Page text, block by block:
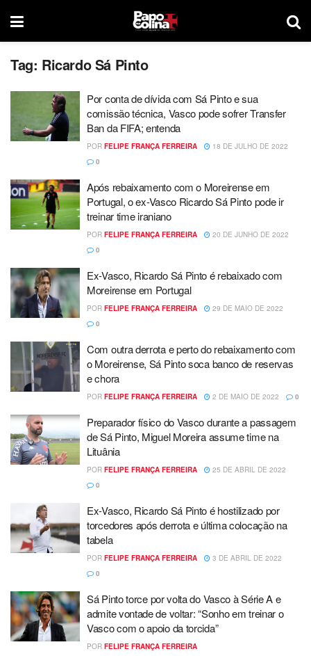
Tag: Ricardo Sá Pinto
Por conta de dívida com Sá Pinto e sua
comissão técnica, Vasco pode sofrer Transfer
Ban da FIFA; entenda
POR FELIPE FRANÇA FERREIRA
18 DE JULHO DE 2022
0
Após rebaixamento com o Moreirense em
Portugal, o ex-Vasco Ricardo Sá Pinto pode ir
treinar time iraniano
POR FELIPE FRANÇA FERREIRA
20 DE JUNHO DE 2022
0
Ex-Vasco, Ricardo Sá Pinto é rebaixado com
Moreirense em Portugal
POR FELIPE FRANÇA FERREIRA
29 DE MAIO DE 2022
0
Com outra derrota e perto do rebaixamento com
o Moreirense, Sá Pinto soca banco de reservas
e chora
POR FELIPE FRANÇA FERREIRA 2 DE MAIO DE 2022 0
Preparador físico do Vasco durante a passagem
de Sá Pinto, Miguel Moreira assume time na
Lituânia
POR FELIPE FRANÇA FERREIRA
25 DE ABRIL DE 2022
0
Ex-Vasco, Ricardo Sá Pinto é hostilizado por
torcedores após derrota e última colocação na
tabela
POR FELIPE FRANÇA FERREIRA
3 DE ABRIL DE 2022
0
Sá Pinto torce por volta do Vasco à Série A e
admite vontade de voltar: “Sonho em treinar o
Vasco com o apoio da torcida”
POR FELIPE FRANÇA FERREIRA